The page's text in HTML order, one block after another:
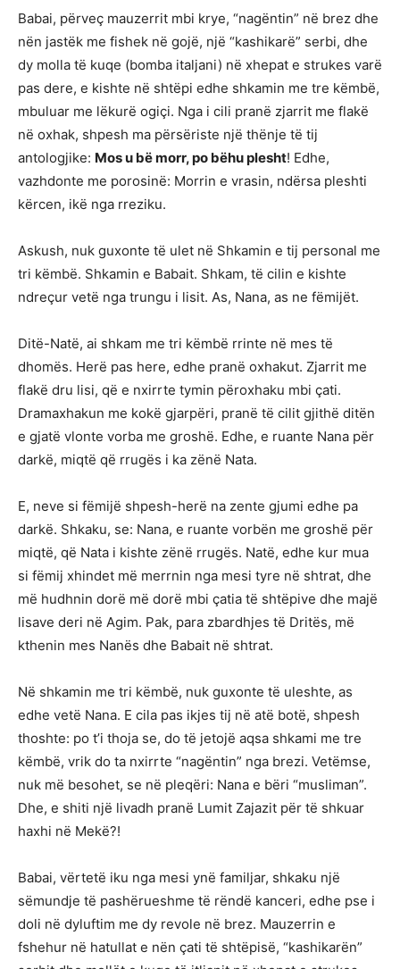
Babai, përveç mauzerrit mbi krye, “nagëntin” në brez dhe
nën jastëk me fishek në gojë, një “kashikarë” serbi, dhe
dy molla të kuqe (bomba italjani) në xhepat e strukes varë
pas dere, e kishte në shtëpi edhe shkamin me tre këmbë,
mbuluar me lëkurë ogiçi. Nga i cili pranë zjarrit me flakë
në oxhak, shpesh ma përsëriste një thënje të tij
antologjike: Mos u bë morr, po bëhu plesht! Edhe,
vazhdonte me porosinë: Morrin e vrasin, ndërsa pleshti
kërcen, ikë nga rreziku.
Askush, nuk guxonte të ulet në Shkamin e tij personal me
tri këmbë. Shkamin e Babait. Shkam, të cilin e kishte
ndreçur vetë nga trungu i lisit. As, Nana, as ne fëmijët.
Ditë-Natë, ai shkam me tri këmbë rrinte në mes të
dhomës. Herë pas here, edhe pranë oxhakut. Zjarrit me
flakë dru lisi, që e nxirrte tymin përoxhaku mbi çati.
Dramaxhakun me kokë gjarpëri, pranë të cilit gjithë ditën
e gjatë vlonte vorba me groshë. Edhe, e ruante Nana për
darkë, miqtë që rrugës i ka zënë Nata.
E, neve si fëmijë shpesh-herë na zente gjumi edhe pa
darkë. Shkaku, se: Nana, e ruante vorbën me groshë për
miqtë, që Nata i kishte zënë rrugës. Natë, edhe kur mua
si fëmij xhindet më merrnin nga mesi tyre në shtrat, dhe
më hudhnin dorë më dorë mbi çatia të shtëpive dhe majë
lisave deri në Agim. Pak, para zbardhjes të Dritës, më
kthenin mes Nanës dhe Babait në shtrat.
Në shkamin me tri këmbë, nuk guxonte të uleshte, as
edhe vetë Nana. E cila pas ikjes tij në atë botë, shpesh
thoshte: po t’i thoja se, do të jetojë aqsa shkami me tre
këmbë, vrik do ta nxirrte “nagëntin” nga brezi. Vetëmse,
nuk më besohet, se në pleqëri: Nana e bëri “musliman”.
Dhe, e shiti një livadh pranë Lumit Zajazit për të shkuar
haxhi në Mekë?!
Babai, vërtetë iku nga mesi ynë familjar, shkaku një
sëmundje të pashërueshme të rëndë kanceri, edhe pse i
doli në dyluftim me dy revole në brez. Mauzerrin e
fshehur në hatullat e nën çati të shtëpisë, “kashikarën”